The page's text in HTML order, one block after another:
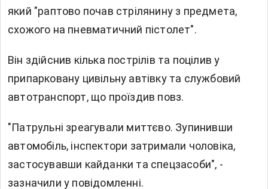
який "раптово почав стрілянину з предмета,
схожого на пневматичний пістолет".
Він здійснив кілька пострілів та поцілив у
припарковану цивільну автівку та службовий
автотранспорт, що проїздив повз.
"Патрульні зреагували миттєво. Зупинивши
автомобіль, інспектори затримали чоловіка,
застосувавши кайданки та спецзасоби", -
зазначили у повідомленні.